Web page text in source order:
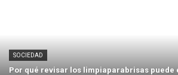
SOCIEDAD
Por qué revisar los limpiaparabrisas puede